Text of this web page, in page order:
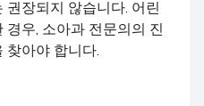
장되지 않습니다. 어린
경우, 소아과 전문의의 진
찾아야 합니다.